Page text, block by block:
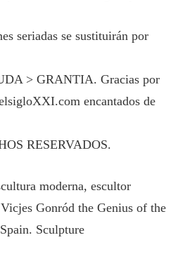
seriadas se sustituirán por
> GRANTIA. Gracias por
encantados de
RESERVADOS.
moderna, escultor
Gonród the Genius of the
Sculpture